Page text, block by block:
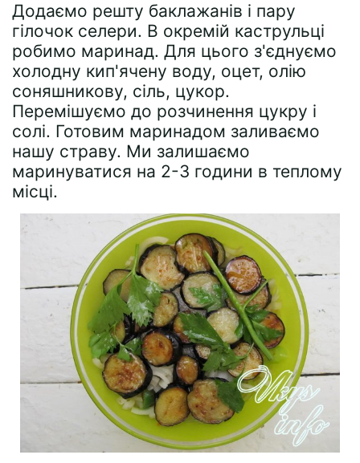
Додаємо решту баклажанів і пару
гілочок селери. В окремій каструльці
робимо маринад. Для цього з'єднуємо
холодну кип'ячену воду, оцет, олію
соняшникову, сіль, цукор.
Перемішуємо до розчинення цукру і
солі. Готовим маринадом заливаємо
нашу страву. Ми залишаємо
маринуватися на 2-3 години в теплому
місці.